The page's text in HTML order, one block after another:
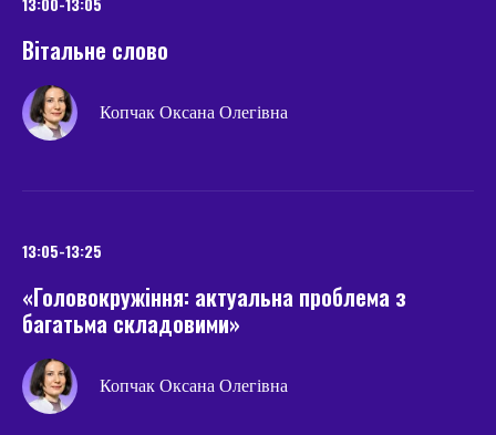
Вітальне слово
Копчак Оксана Олегівна
13:05-13:25
«Головокружіння: актуальна проблема з
багатьма складовими»
Копчак Оксана Олегівна